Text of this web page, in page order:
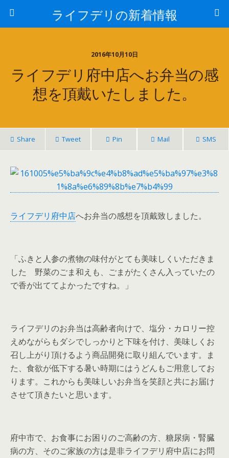
ライフデリの新着情報
2016年10月10日
ライフデリ府中店へお弁当の感
想を頂戴いたしました。
Share Tweet Pin Mail SMS
ライフデリ府中店へお弁当の感想を頂戴致しました。
「ふきと人参の煮物の味付がとても美味しくいただきま
した 野菜のごま和えも、ごまがたくさん入っていたの
で香が出ててよかったですね。」
ライフデリのお弁当は高齢者向けで、塩分・カロリー控
えめながらもダシでしっかりと下味を付け、美味しくお
召し上がり頂けるよう商品開発に取り組んでいます。ま
た、食欲が低下する暑い時期にはうどんもご用意してお
ります。これからも美味しいお弁当を笑顔と共にお届け
させて頂きたいと思います。
府中市で、お食事にお困りのご高齢の方、糖尿病・腎臓
病の方、そのご家族の方は是非ライフデリ府中店にお問